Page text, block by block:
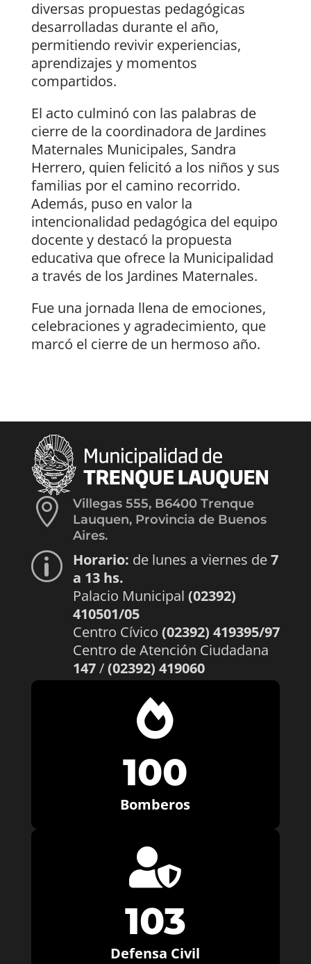
diversas propuestas pedagógicas
desarrolladas durante el año,
permitiendo revivir experiencias,
aprendizajes y momentos
compartidos.
El acto culminó con las palabras de
cierre de la coordinadora de Jardines
Maternales Municipales, Sandra
Herrero, quien felicitó a los niños y sus
familias por el camino recorrido.
Además, puso en valor la
intencionalidad pedagógica del equipo
docente y destacó la propuesta
educativa que ofrece la Municipalidad
a través de los Jardines Maternales.
Fue una jornada llena de emociones,
celebraciones y agradecimiento, que
marcó el cierre de un hermoso año.

Villegas 555, B6400 Trenque
Lauquen, Provincia de Buenos
Aires.
p Horario: de lunes a viernes de7
a 13 hs.
Palacio Municipal (02392)
410501/05
Centro Cívico (02392) 419395/97
Centro de Atención Ciudadana
147/(02392) 419060

100
Bomberos

103
Defensa Civil